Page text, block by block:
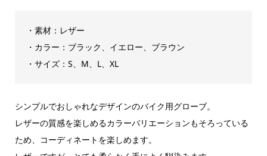
・素材：レザー
・カラー：ブラック、イエロー、ブラウン
・サイズ：S、M、L、XL
シンプルでおしゃれなデザインのバイク用グローブ。
レザーの質感を楽しめるカラーバリエーションもそろっている
ため、コーディネートを楽しめます。